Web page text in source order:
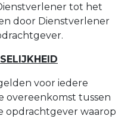
tot het
door Dienstverlener
voor iedere
overeenkomst tussen
opdrachtgever waarop